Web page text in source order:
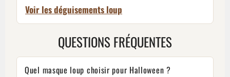
Voir les déguisements loup
QUESTIONS FRÉQUENTES
Quel masque loup choisir pour Halloween ?